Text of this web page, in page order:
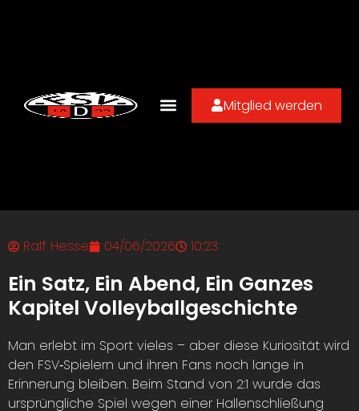
Mitglied werden
Ralf Hesse 04/06/2026 10:23
Ein Satz, Ein Abend, Ein Ganzes
Kapitel Volleyballgeschichte
Man erlebt im Sport vieles – aber diese Kuriosität wird
den FSV‑Spielern und ihren Fans noch lange in
Erinnerung bleiben. Beim Stand von 2:1 wurde das
ursprüngliche Spiel wegen einer Hallenschließung